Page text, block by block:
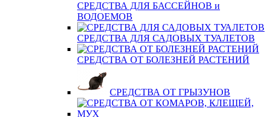
СРЕДСТВА ДЛЯ БАССЕЙНОВ и
ВОДОЕМОВ
СРЕДСТВА ДЛЯ САДОВЫХ ТУАЛЕТОВ
СРЕДСТВА ОТ БОЛЕЗНЕЙ РАСТЕНИЙ
СРЕДСТВА ОТ ГРЫЗУНОВ